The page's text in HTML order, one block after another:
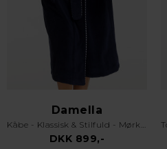
Damella
Kåbe - Klassisk & Stilfuld - Mørkeblå
DKK 899,-